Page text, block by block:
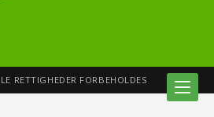
RETTIGHEDER FORBEHOLDES